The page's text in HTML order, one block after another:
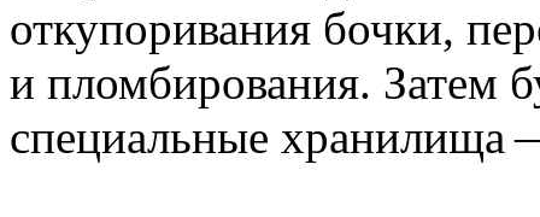
откупоривания бочки,
и пломбирования. Затем
специальные хранилища